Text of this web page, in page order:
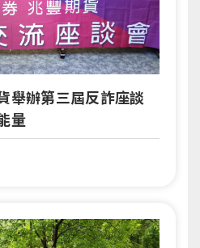
舉辦第三屆反詐座談
量